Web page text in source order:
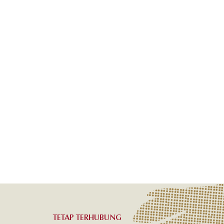
TETAP TERHUBUNG